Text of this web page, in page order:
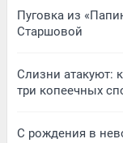
Пуговка из
Старшовой
Слизни атакуют:
три копеечных
С рождения в